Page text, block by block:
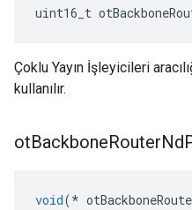
uint16_t
Çoklu Yayın İşleyicileri
kullanılır.
otBackboneRouterNd
void(*